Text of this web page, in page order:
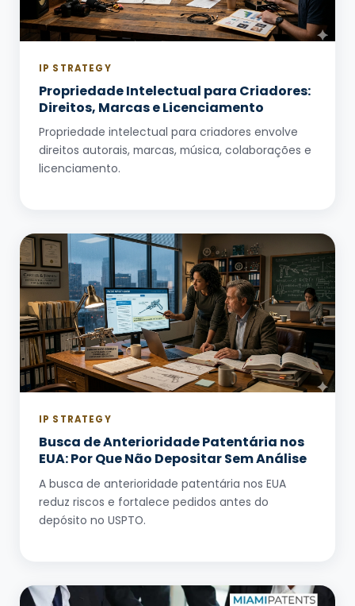
IP STRATEGY
Propriedade Intelectual para Criadores:
Direitos, Marcas e Licenciamento
Propriedade intelectual para criadores envolve
direitos autorais, marcas, música, colaborações e
licenciamento.
IP STRATEGY
Busca de Anterioridade Patentária nos
EUA: Por Que Não Depositar Sem Análise
A busca de anterioridade patentária nos EUA
reduz riscos e fortalece pedidos antes do
depósito no USPTO.